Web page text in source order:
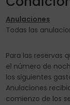
Anulaciones
Todas las
Para las reservas
el número de
los siguientes
Anulaciones
comienzo de los